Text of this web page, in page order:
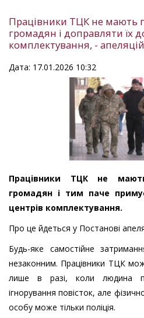
Працівники ТЦК не мають
громадян і доправляти їх
комплектування, -
Дата: 17.01.2026 10:32
Працівники ТЦК не
громадян і тим паче
центрів комплектування.
Про це йдеться у Постанові
Будь-яке самостійне
незаконним. Працівники ТЦК
лише в разі, коли людина
ігнорування повісток, але
особу може тільки поліція.